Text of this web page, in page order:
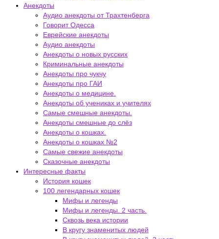
Анекдоты
Аудио анекдоты от Трахтенберга
Говорит Одесса
Еврейские анекдоты
Аудио анекдоты
Анекдоты о новых русских
Криминальные анекдоты
Анекдоты про чукчу
Анекдоты про ГАИ
Анекдоты о медицине.
Анекдоты об учениках и учителях
Самые смешные анекдоты.
Анекдоты смешные до слёз
Анекдоты о кошках.
Анекдоты о кошках №2
Самые свежие анекдоты
Сказочные анекдоты
Интересные факты
История кошек
100 легендарных кошек
Мифы и легенды
Мифы и легенды. 2 часть.
Сквозь века истории
В кругу знаменитых людей